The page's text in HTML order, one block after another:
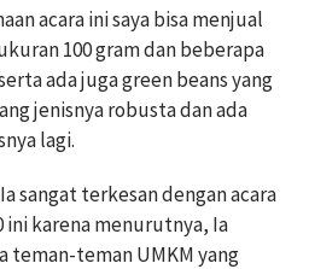
acara ini saya bisa menjual
100 gram dan beberapa
ada juga green beans yang
jenisnya robusta dan ada
lagi.
sangat terkesan dengan acara
ini karena menurutnya, Ia
teman-teman UMKM yang